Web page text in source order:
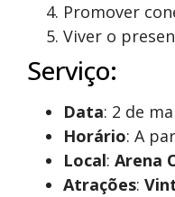
Promover
Viver o
Serviço:
Data: 2 de
Horário: A
Local: Arena
Atrações: